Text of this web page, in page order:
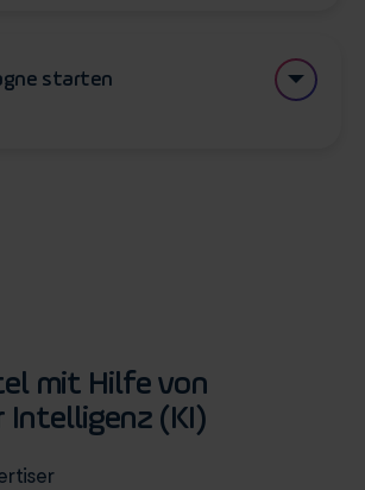
darf.
starten
mit Hilfe von
Intelligenz (KI)